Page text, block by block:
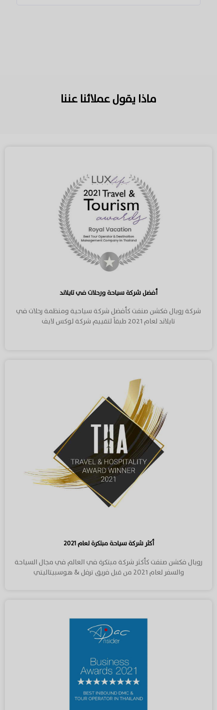
ماذا يقول عملائنا عننا
أفضل شركة سياحة ورحلات في تايلاند
شركة رويال فكشن صنفت كأفضل شركة سياحية ومنظمة رحلات في
تايلاند لعام 2021 طبقاً لتقييم شركة لوكس لايف
أكثر شركة سياحة مبتكرة لعام ٢٠٢١
رويال فكشن صنفت كأكثر شركة مبتكرة في العالم في مجال السياحة
والسفر لعام ٢٠٢١ من قبل فريق ترفل & هوسبيتاليتي